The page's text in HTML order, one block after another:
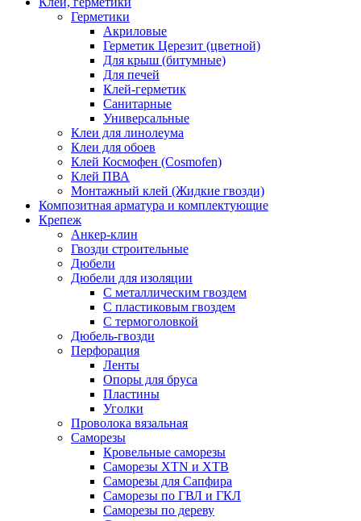
Герметики
Акриловые
Герметик Церезит (цветной)
Для крыш (битумные)
Для печей
Клей-герметик
Санитарные
Универсальные
Клеи для линолеума
Клеи для обоев
Клей Космофен (Cosmofen)
Клей ПВА
Монтажный клей (Жидкие гвозди)
Композитная арматура и комплектующие
Крепеж
Анкер-клин
Гвозди строительные
Дюбели
Дюбели для изоляции
С металлическим гвоздем
С пластиковым гвоздем
С термоголовкой
Дюбель-гвозди
Перфорация
Ленты
Опоры для бруса
Пластины
Уголки
Проволока вязальная
Саморезы
Кровельные саморезы
Саморезы XTN и ХTB
Саморезы для Сапфира
Саморезы по ГВЛ и ГКЛ
Саморезы по дереву